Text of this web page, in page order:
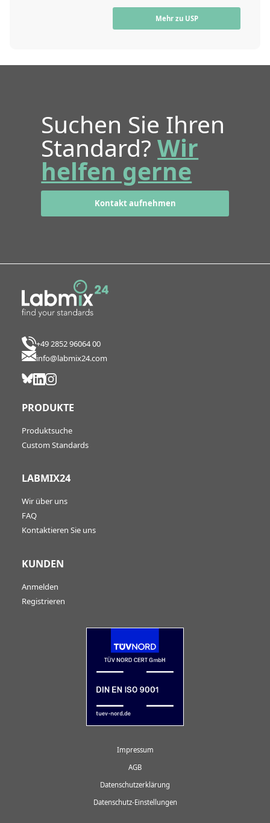
Mehr zu USP
Suchen Sie Ihren
Standard?Wir
helfen gerne
Kontakt aufnehmen
+49 2852 96064 00
info@labmix24.com
PRODUKTE
Produktsuche
Custom Standards
LABMIX24
Wir über uns
FAQ
Kontaktieren Sie uns
KUNDEN
Anmelden
Registrieren
Impressum
AGB
Datenschutzerklärung
Datenschutz-Einstellungen